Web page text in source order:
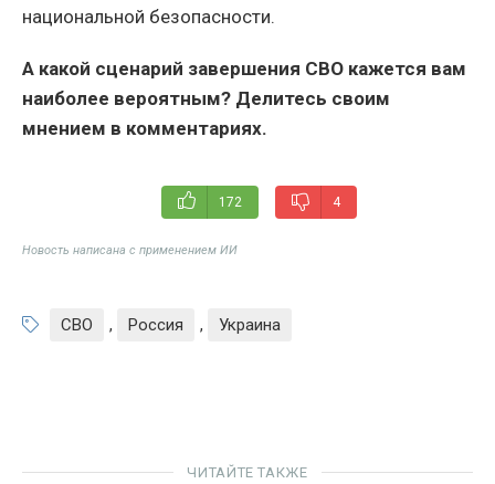
национальной безопасности.
А какой сценарий завершения СВО кажется вам
наиболее вероятным? Делитесь своим
мнением в комментариях.
172 4
Новость написана с применением ИИ
СВО , Россия , Украина
ЧИТАЙТЕ ТАКЖЕ